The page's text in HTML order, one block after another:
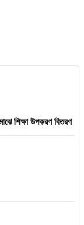
শিক্ষা উপকরণ বিতরণ